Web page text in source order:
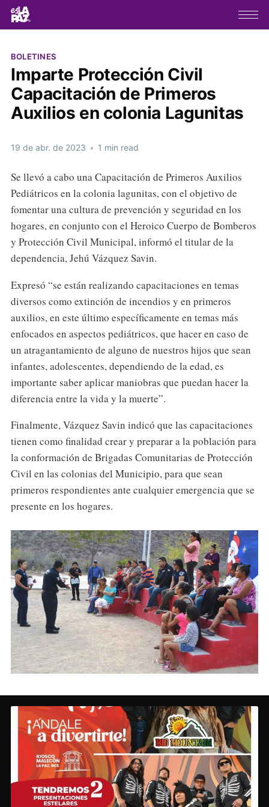
BOLETINES
Imparte Protección Civil
Capacitación de Primeros
Auxilios en colonia Lagunitas
19 de abr. de 2023 • 1 min read
Se llevó a cabo una Capacitación de Primeros Auxilios
Pediátricos en la colonia lagunitas, con el objetivo de
fomentar una cultura de prevención y seguridad en los
hogares, en conjunto con el Heroico Cuerpo de Bomberos
y Protección Civil Municipal, informó el titular de la
dependencia, Jehú Vázquez Savin.
Expresó “se están realizando capacitaciones en temas
diversos como extinción de incendios y en primeros
auxilios, en este último específicamente en temas más
enfocados en aspectos pediátricos, que hacer en caso de
un atragantamiento de alguno de nuestros hijos que sean
infantes, adolescentes, dependiendo de la edad, es
importante saber aplicar maniobras que puedan hacer la
diferencia entre la vida y la muerte”.
Finalmente, Vázquez Savin indicó que las capacitaciones
tienen como finalidad crear y preparar a la población para
la conformación de Brigadas Comunitarias de Protección
Civil en las colonias del Municipio, para que sean
primeros respondientes ante cualquier emergencia que se
presente en los hogares.